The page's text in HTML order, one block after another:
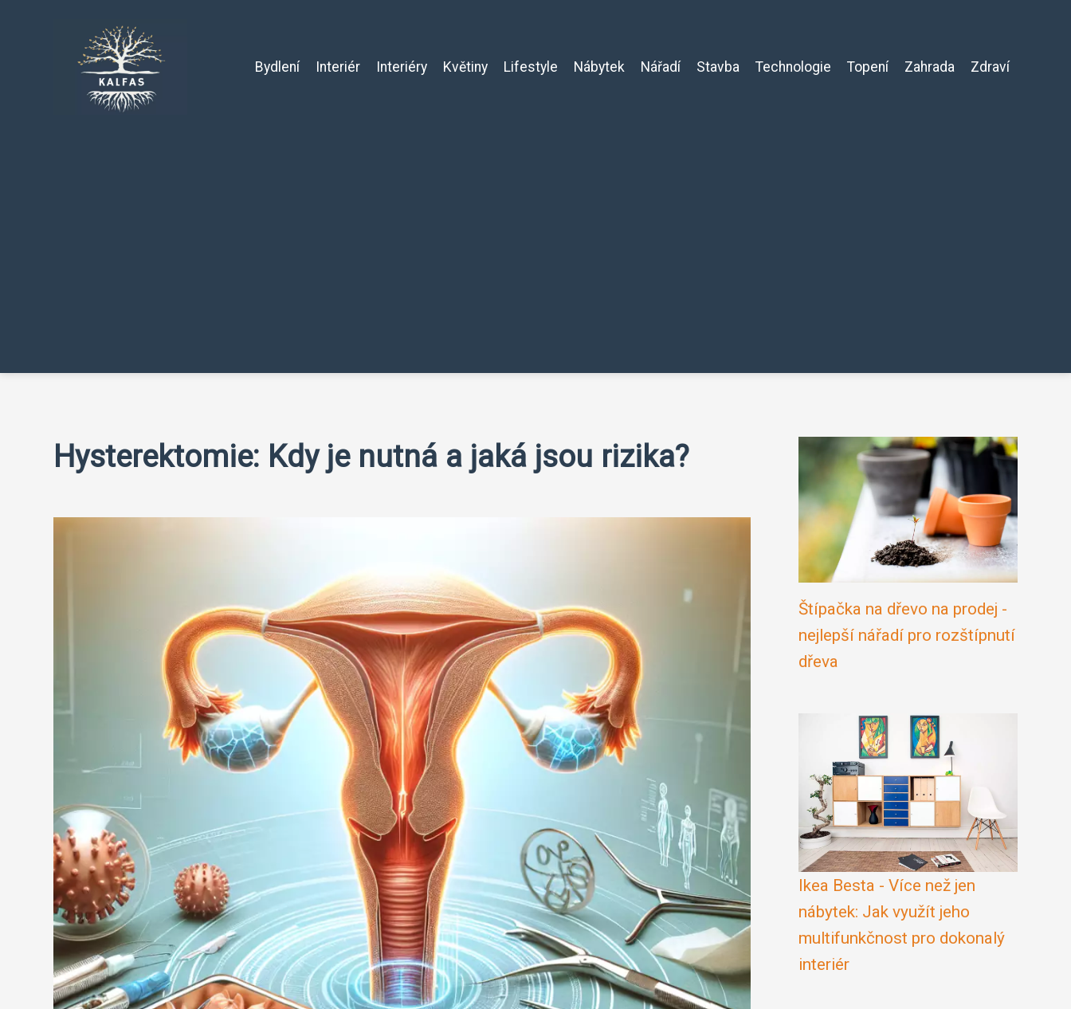
Bydlení Interiér Interiéry Květiny Lifestyle Nábytek Nářadí Stavba Technologie Topení Zahrada Zdraví
Hysterektomie: Kdy je nutná a jaká jsou rizika?
Štípačka na dřevo na prodej -
nejlepší nářadí pro rozštípnutí
dřeva
Ikea Besta - Více než jen
nábytek: Jak využít jeho
multifunkčnost pro dokonalý
interiér